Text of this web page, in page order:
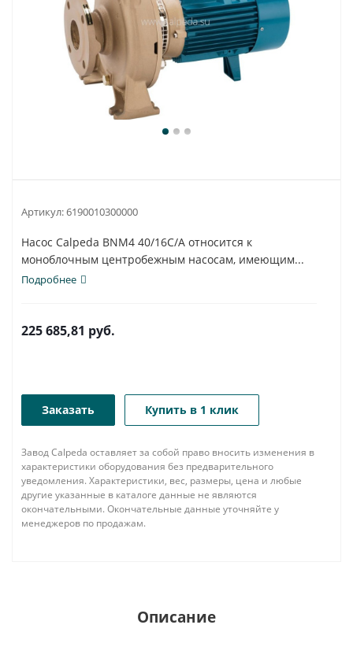
Артикул:6190010300000
Насос Calpeda BNM4 40/16C/A относится к
моноблочным центробежным насосам, имеющим...
Подробнее
225 685,81 руб.
Заказать Купить в 1 клик
Завод Calpeda оставляет за собой право вносить изменения в
характеристики оборудования без предварительного
уведомления. Характеристики, вес, размеры, цена и любые
другие указанные в каталоге данные не являются
окончательными. Окончательные данные уточняйте у
менеджеров по продажам.
Описание